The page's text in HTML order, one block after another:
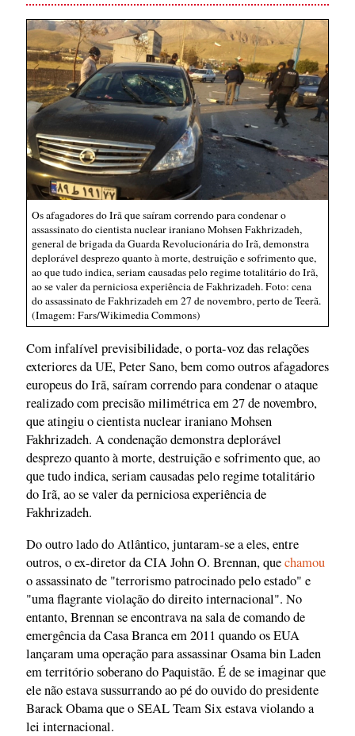
Os afagadores do Irã que saíram correndo para condenar o
assassinato do cientista nuclear iraniano Mohsen Fakhrizadeh,
general de brigada da Guarda Revolucionária do Irã, demonstra
deplorável desprezo quanto à morte, destruição e sofrimento que,
ao que tudo indica, seriam causadas pelo regime totalitário do Irã,
ao se valer da perniciosa experiência de Fakhrizadeh. Foto: cena
do assassinato de Fakhrizadeh em 27 de novembro, perto de Teerã.
(Imagem: Fars/Wikimedia Commons)
Com infalível previsibilidade, o porta-voz das relações
exteriores da UE, Peter Sano, bem como outros afagadores
europeus do Irã, saíram correndo para condenar o ataque
realizado com precisão milimétrica em 27 de novembro,
que atingiu o cientista nuclear iraniano Mohsen
Fakhrizadeh. A condenação demonstra deplorável
desprezo quanto à morte, destruição e sofrimento que, ao
que tudo indica, seriam causadas pelo regime totalitário
do Irã, ao se valer da perniciosa experiência de
Fakhrizadeh.
Do outro lado do Atlântico, juntaram-se a eles, entre
outros, o ex-diretor da CIA John O. Brennan, quechamou
o assassinato de "terrorismo patrocinado pelo estado" e
"uma flagrante violação do direito internacional". No
entanto, Brennan se encontrava na sala de comando de
emergência da Casa Branca em 2011 quando os EUA
lançaram uma operação para assassinar Osama bin Laden
em território soberano do Paquistão. É de se imaginar que
ele não estava sussurrando ao pé do ouvido do presidente
Barack Obama que o SEAL Team Six estava violando a
lei internacional.